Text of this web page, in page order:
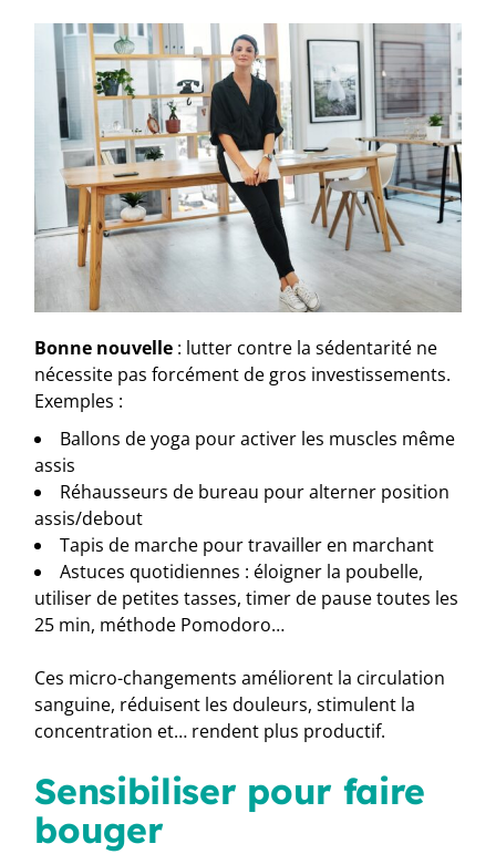
Bonne nouvelle : lutter contre la sédentarité ne
nécessite pas forcément de gros investissements.
Exemples :
Ballons de yoga pour activer les muscles même
assis
Réhausseurs de bureau pour alterner position
assis/debout
Tapis de marche pour travailler en marchant
Astuces quotidiennes : éloigner la poubelle,
utiliser de petites tasses, timer de pause toutes les
25 min, méthode Pomodoro…
Ces micro-changements améliorent la circulation
sanguine, réduisent les douleurs, stimulent la
concentration et… rendent plus productif.
Sensibiliser pour faire
bouger